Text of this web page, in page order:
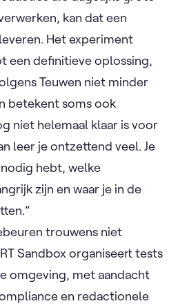
kan dat een
Het experiment
een definitieve oplossing,
Teuwen niet minder
betekent soms ook
niet helemaal klaar is voor
leer je ontzettend veel. Je
hebt, welke
zijn en waar je in de
trouwens niet
Sandbox organiseert tests
omgeving, met aandacht
en redactionele